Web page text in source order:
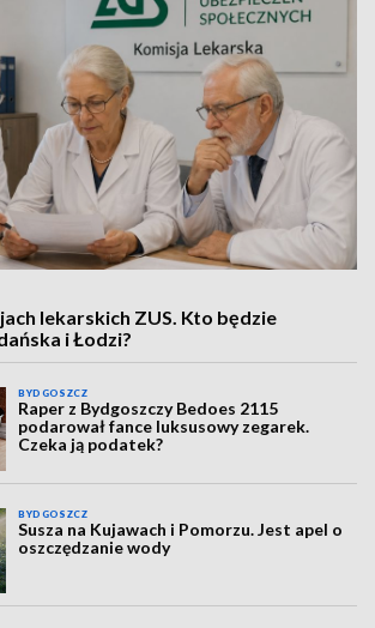
lekarskich ZUS. Kto będzie
i Łodzi?
BYDGOSZCZ
Raper z Bydgoszczy Bedoes 2115
podarował fance luksusowy zegarek.
Czeka ją podatek?
BYDGOSZCZ
Susza na Kujawach i Pomorzu. Jest apel o
oszczędzanie wody